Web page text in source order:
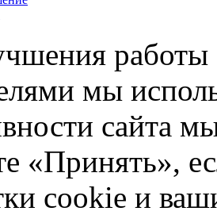
работы
мы
сайта
«Принять»,
cookie и